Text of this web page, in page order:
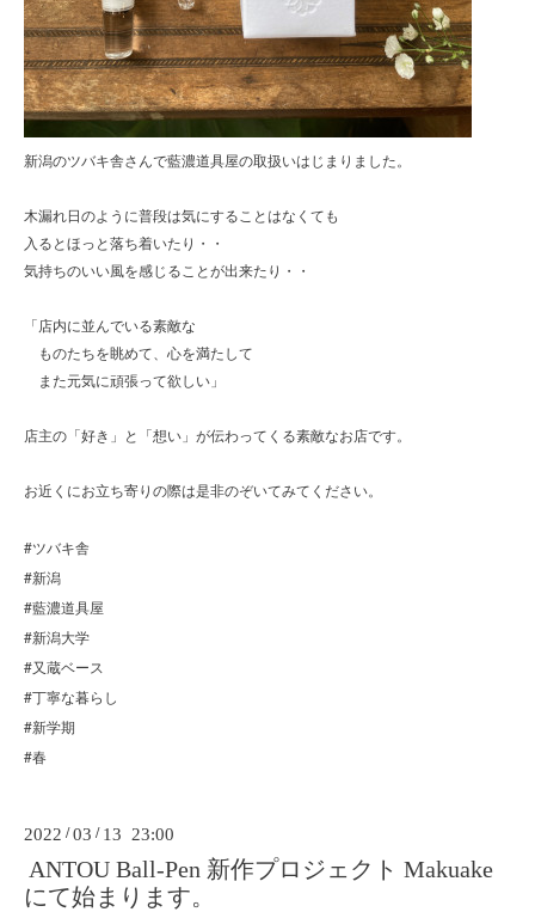
新潟のツバキ舎さんで藍濃道具屋の取扱いはじまりました。
木漏れ日のように普段は気にすることはなくても
入るとほっと落ち着いたり・・
気持ちのいい風を感じることが出来たり・・
「店内に並んでいる素敵な
ものたちを眺めて、心を満たして
また元気に頑張って欲しい」
店主の「好き」と「想い」が伝わってくる素敵なお店です。
お近くにお立ち寄りの際は是非のぞいてみてください。
#ツバキ舎
#新潟
#藍濃道具屋
#新潟大学
#又蔵ベース
#丁寧な暮らし
#新学期
#春
2022 /03 / 13 23:00
ANTOU Ball-Pen 新作プロジェクト Makuake
にて始まります。